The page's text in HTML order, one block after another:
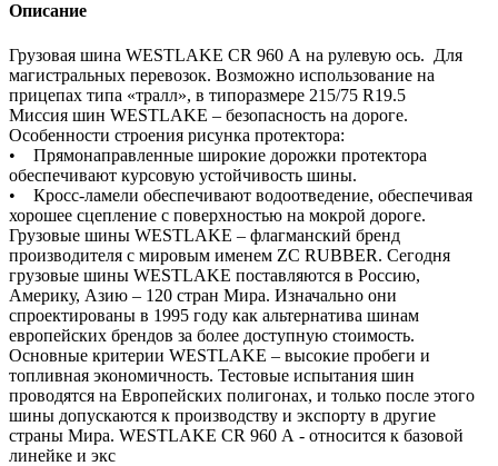
Описание
Грузовая шина WESTLAKE CR 960 А на рулевую ось. Для
магистральных перевозок. Возможно использование на
прицепах типа «тралл», в типоразмере 215/75 R19.5
Миссия шин WESTLAKE – безопасность на дороге.
Особенности строения рисунка протектора:
• Прямонаправленные широкие дорожки протектора
обеспечивают курсовую устойчивость шины.
• Кросс-ламели обеспечивают водоотведение, обеспечивая
хорошее сцепление с поверхностью на мокрой дороге.
Грузовые шины WESTLAKE – флагманский бренд
производителя с мировым именем ZC RUBBER. Сегодня
грузовые шины WESTLAKE поставляются в Россию,
Америку, Азию – 120 стран Мира. Изначально они
спроектированы в 1995 году как альтернатива шинам
европейских брендов за более доступную стоимость.
Основные критерии WESTLAKE – высокие пробеги и
топливная экономичность. Тестовые испытания шин
проводятся на Европейских полигонах, и только после этого
шины допускаются к производству и экспорту в другие
страны Мира. WESTLAKE CR 960 А - относится к базовой
линейке и экс